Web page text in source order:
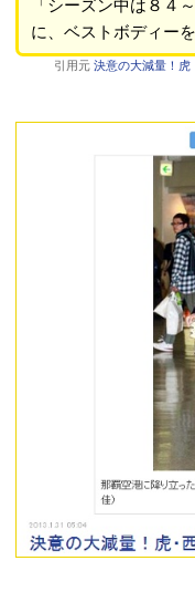
「シーズン中は８４
に、ベストボディー
引用元 決意の大減量！